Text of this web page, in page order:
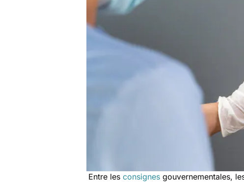
Entre les consignes gouvernementales,